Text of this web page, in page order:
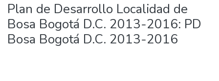
Plan de Desarrollo Localidad de
Bosa Bogotá D.C. 2013-2016: PD
Bosa Bogotá D.C. 2013-2016